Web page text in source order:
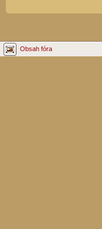
Obsah fóra